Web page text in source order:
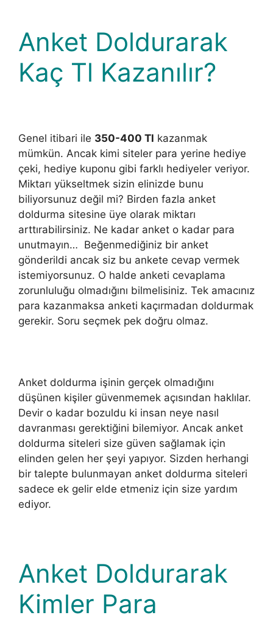
Anket Doldurarak
Kaç Tl Kazanılır?
Genel itibari ile 350-400 Tl kazanmak
mümkün. Ancak kimi siteler para yerine hediye
çeki, hediye kuponu gibi farklı hediyeler veriyor.
Miktarı yükseltmek sizin elinizde bunu
biliyorsunuz değil mi? Birden fazla anket
doldurma sitesine üye olarak miktarı
arttırabilirsiniz. Ne kadar anket o kadar para
unutmayın… Beğenmediğiniz bir anket
gönderildi ancak siz bu ankete cevap vermek
istemiyorsunuz. O halde anketi cevaplama
zorunluluğu olmadığını bilmelisiniz. Tek amacınız
para kazanmaksa anketi kaçırmadan doldurmak
gerekir. Soru seçmek pek doğru olmaz.
Anket doldurma işinin gerçek olmadığını
düşünen kişiler güvenmemek açısından haklılar.
Devir o kadar bozuldu ki insan neye nasıl
davranması gerektiğini bilemiyor. Ancak anket
doldurma siteleri size güven sağlamak için
elinden gelen her şeyi yapıyor. Sizden herhangi
bir talepte bulunmayan anket doldurma siteleri
sadece ek gelir elde etmeniz için size yardım
ediyor.
Anket Doldurarak
Kimler Para